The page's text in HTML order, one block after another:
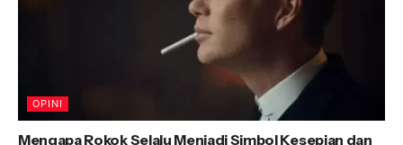
OPINI
Mengapa Rokok Selalu Menjadi Simbol Kesepian dan